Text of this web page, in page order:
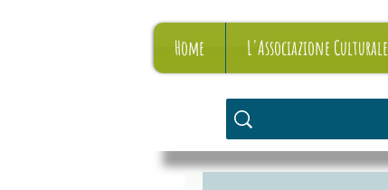
Home L'Associazione Culturale